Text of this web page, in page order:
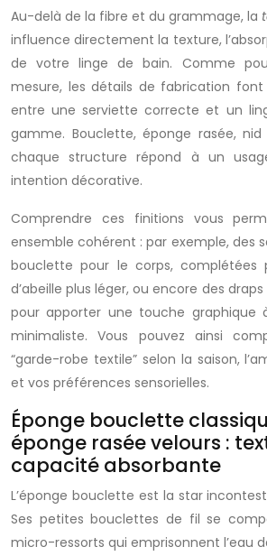
Au-delà de la fibre et du grammage, la
influence directement la texture,
de votre linge de bain. Comme
mesure, les détails de fabrication
entre une serviette correcte et un
gamme. Bouclette, éponge rasée, nid
chaque structure répond à un
intention décorative.
Comprendre ces finitions vous
ensemble cohérent : par exemple, des
bouclette pour le corps, complétées
d’abeille plus léger, ou encore des
pour apporter une touche graphique
minimaliste. Vous pouvez ainsi
“garde-robe textile” selon la saison,
et vos préférences sensorielles.
Éponge bouclette
éponge rasée velours :
capacité absorbante
L’éponge bouclette est la star
Ses petites bouclettes de fil se
micro-ressorts qui emprisonnent l’eau